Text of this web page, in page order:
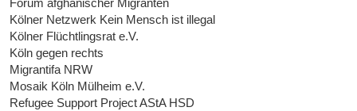
Forum afghanischer Migranten
Kölner Netzwerk Kein Mensch ist illegal
Kölner Flüchtlingsrat e.V.
Köln gegen rechts
Migrantifa NRW
Mosaik Köln Mülheim e.V.
Refugee Support Project AStA HSD